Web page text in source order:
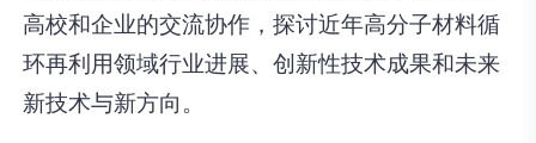
高校和企业的交流协作，探讨近年高分子材料循
环再利用领域行业进展、创新性技术成果和未来
新技术与新方向。